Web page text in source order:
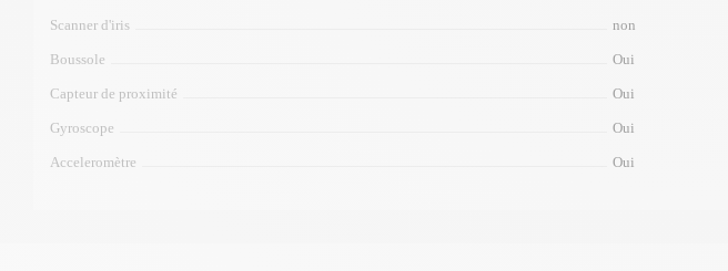
Scanner d'iris non
Boussole Oui
Capteur de proximité Oui
Gyroscope Oui
Acceleromètre Oui